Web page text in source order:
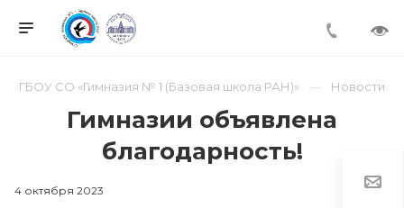
ГБОУ СО «Гимназия № 1 (Базовая школа РАН)» Новости
Гимназии объявлена
благодарность!
4 октября 2023